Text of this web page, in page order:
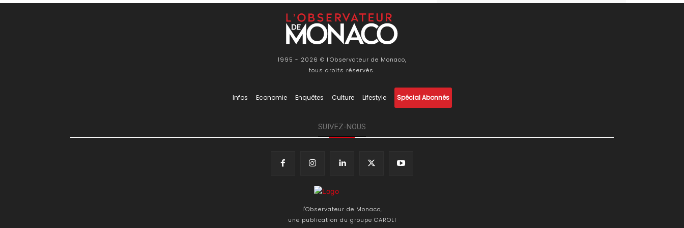
1995 - 2026 © l'Observateur de Monaco,
tous droits réservés.
Infos Economie Enquêtes Culture Lifestyle Spécial Abonnés
SUIVEZ-NOUS
l'Observateur de Monaco,
une publication du groupe CAROLI